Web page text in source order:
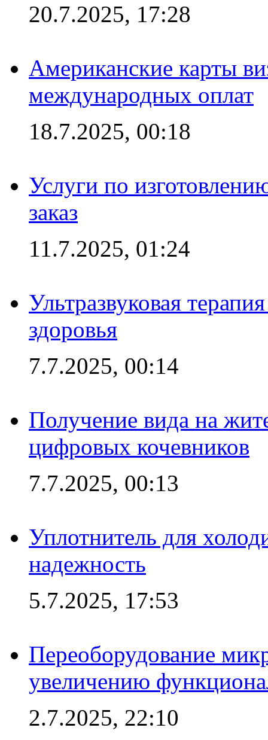
20.7.2025, 17:28
Американские карты
международных оплат
18.7.2025, 00:18
Услуги по
заказ
11.7.2025, 01:24
Ультразвуковая
здоровья
7.7.2025, 00:14
Получение вида на
цифровых кочевников
7.7.2025, 00:13
Уплотнитель для
надежность
5.7.2025, 17:53
Переоборудование
увеличению
2.7.2025, 22:10